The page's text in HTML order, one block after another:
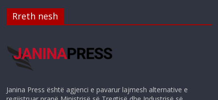
Rreth nesh
Janina Press është agjenci e pavarur lajmesh alternative e